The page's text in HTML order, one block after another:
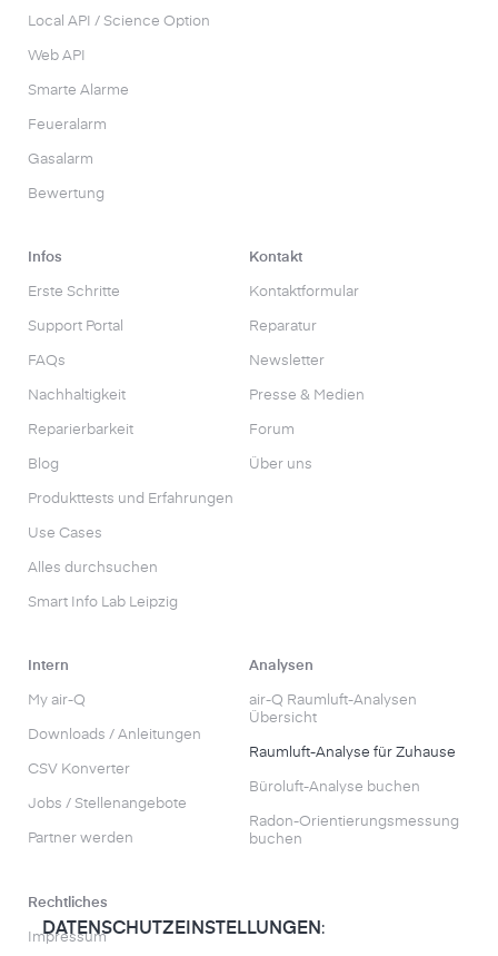
Local API / Science Option
Web API
Smarte Alarme
Feueralarm
Gasalarm
Bewertung
Infos
Erste Schritte
Support Portal
FAQs
Nachhaltigkeit
Reparierbarkeit
Blog
Produkttests und Erfahrungen
Use Cases
Alles durchsuchen
Smart Info Lab Leipzig
Kontakt
Kontaktformular
Reparatur
Newsletter
Presse & Medien
Forum
Über uns
Intern
My air-Q
Downloads / Anleitungen
CSV Konverter
Jobs / Stellenangebote
Partner werden
Analysen
air-Q Raumluft-Analysen
Übersicht
Raumluft-Analyse für Zuhause
Büroluft-Analyse buchen
Radon-Orientierungs­messung
buchen
Rechtliches
Impressum
DATENSCHUTZEINSTELLUNGEN :